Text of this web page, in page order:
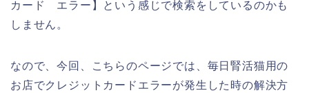
カード エラー】という感じで検索をしているのかも
しません。
なので、今回、こちらのページでは、毎日腎活猫用の
お店でクレジットカードエラーが発生した時の解決方